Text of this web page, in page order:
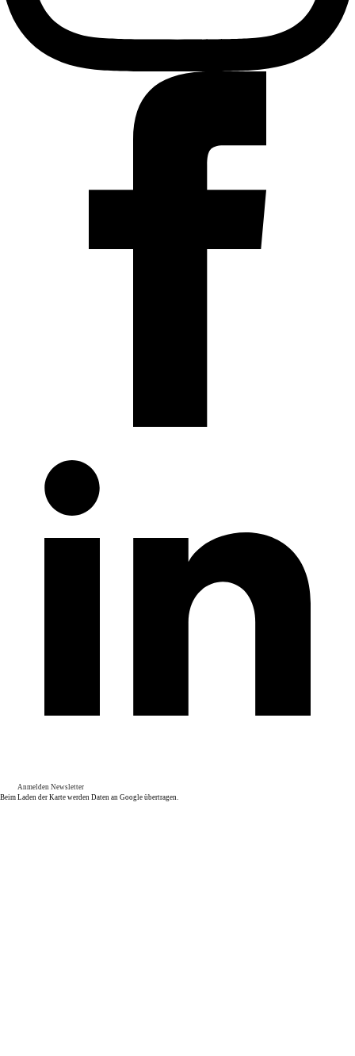
Anmelden Newsletter
Beim Laden der Karte werden Daten an Google übertragen.